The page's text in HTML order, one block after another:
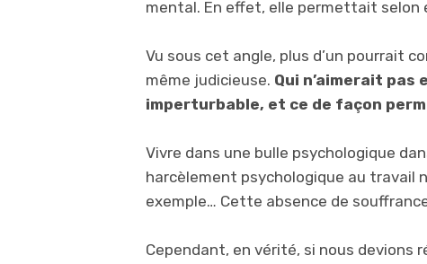
mental. En effet, elle permettait selon
Vu sous cet angle, plus d’un pourrait
même judicieuse. Qui n’aimerait
imperturbable, et ce de façon
Vivre dans une bulle psychologique
harcèlement psychologique au travail
exemple… Cette absence de
Cependant, en vérité, si nous devions